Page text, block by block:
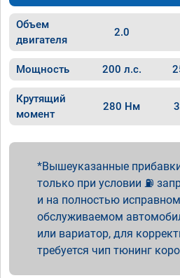
Объем
двигателя
2.0
Мощность 200 л.с.
Крутящий
момент
280 Нм
Вышеуказанные
только при условии ⛽
и на полностью
обслуживаемом
или вариатор, для
требуется чип тюнинг